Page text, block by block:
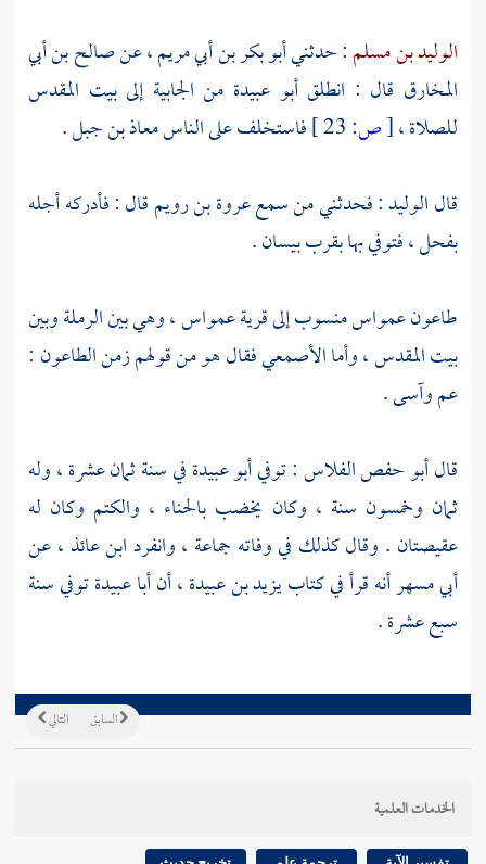
الوليد بن مسلم: حدثنيأبو بكر بن أبي مريم ،عنصالح بن أبي
المخارق قال : انطلقأبو عبيدة من الجابيةإلىبيت المقدس
للصلاة ،[ص: فاستخلف على الناسمعاذ بن جبل.
قالالوليد: فحدثني من سمععروة بن رويمقال : فأدركه أجله
بفحل ،فتوفي بها بقرببيسان.
طاعون عمواس منسوب إلى قريةعمواس ،وهي بينالرملةوبين
بيت المقدس ،وأماالأصمعيفقال هو من قولهم زمن الطاعون :
عم وآسى .
قالأبو حفص الفلاس: توفيأبو عبيدةفي سنة ثمان عشرة ، وله
ثمان وخمسون سنة ، وكان يخضب بالحناء ، والكتم وكان له
عقيصتان . وقال كذلك في وفاته جماعة ، وانفردابن عائذ ،عن
أبي مسهرأنه قرأ في كتابيزيد بن عبيدة ،أنأبا عبيدةتوفي سنة
سبع عشرة .
التالي السابق
الخدمات العلمية